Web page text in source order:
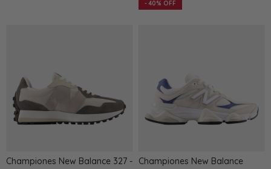
40
Championes New Balance 327 -
Championes New Balance